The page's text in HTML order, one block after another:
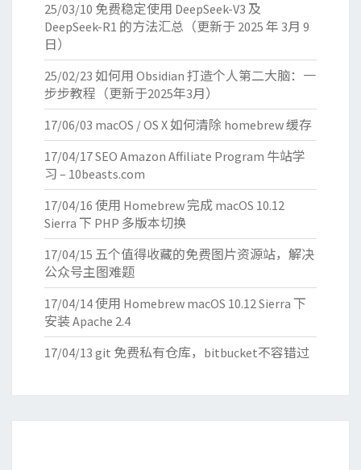
25/03/10 免费稳定使用 DeepSeek-V3 及
DeepSeek-R1 的方法汇总（更新于 2025 年 3月 9
日）
25/02/23 如何用 Obsidian 打造个人第二大脑：一
步步教程（更新于2025年3月）
17/06/03 macOS / OS X 如何清除 homebrew 缓存
17/04/17SEO Amazon Affiliate Program 牛站学
习 – 10beasts.com
17/04/16 使用 Homebrew 完成 macOS 10.12
Sierra 下 PHP 多版本切换
17/04/15 五个值得收藏的免费图片资源站，解决
公众号主图难题
17/04/14使用 Homebrew macOS 10.12 Sierra 下
安装 Apache 2.4
17/04/13 git 免费私有仓库，bitbucket不容错过